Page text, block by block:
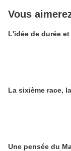
Vous
L'idée de durée
La sixième race,
Une pensée du